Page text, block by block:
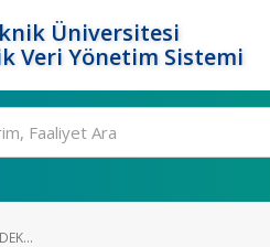
Üniversitesi
Veri Yönetim Sistemi